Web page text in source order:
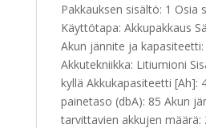
Pakkauksen sisältö: 1 Osia
Käyttötapa: Akkupakkaus
Akun jännite ja kapasiteetti:
Akkutekniikka: Litiumioni
kyllä Akkukapasiteetti [Ah]:
painetaso (dbA): 85 Akun
tarvittavien akkujen määrä: